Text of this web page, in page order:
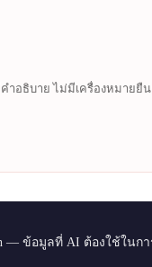
ำอธิบาย ไม่มีเครื่องหมาย
— ข้อมูลที่ AI ต้องใช้ใ